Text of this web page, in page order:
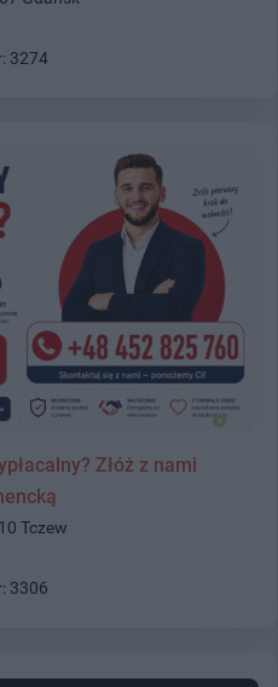
3274
Złóż z nami
Tczew
3306